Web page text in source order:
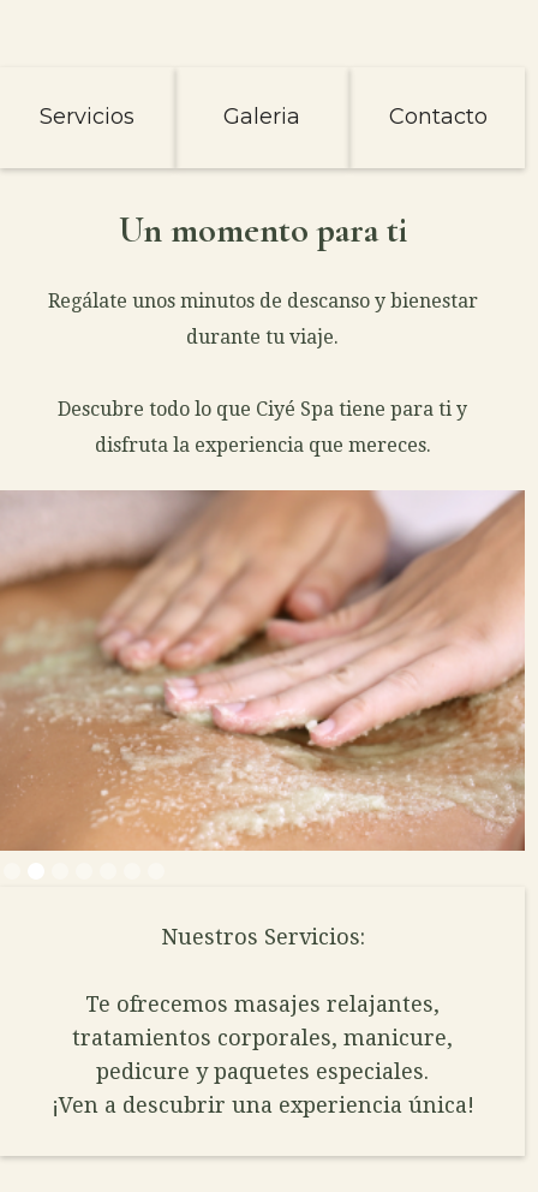
Servicios Galeria Contacto
Un momento para ti
Regálate unos minutos de descanso y bienestar
durante tu viaje.
Descubre todo lo que Ciyé Spa tiene para ti y
disfruta la experiencia que mereces.
Nuestros Servicios:
Te ofrecemos masajes relajantes,
tratamientos corporales, manicure,
pedicure y paquetes especiales.
¡Ven a descubrir una experiencia única!